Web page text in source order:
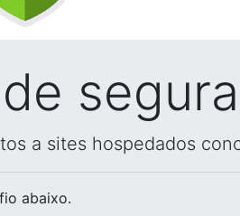
a sites hospedados
abaixo.